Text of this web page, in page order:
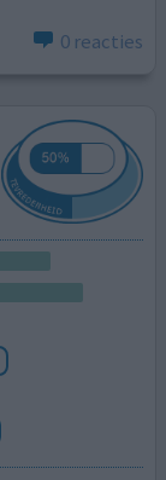
0 reacties